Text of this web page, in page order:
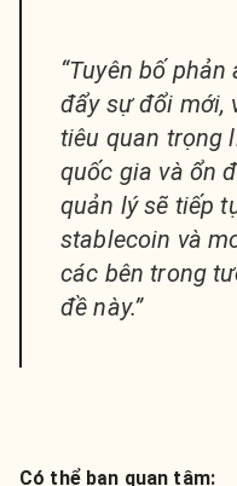
“Tuyên bố
đẩy sự đổi mới,
tiêu quan trọng
quốc gia và ổn
quản lý sẽ tiếp
stablecoin và
các bên trong
đề này.”
Có thể bạn quan tâm: